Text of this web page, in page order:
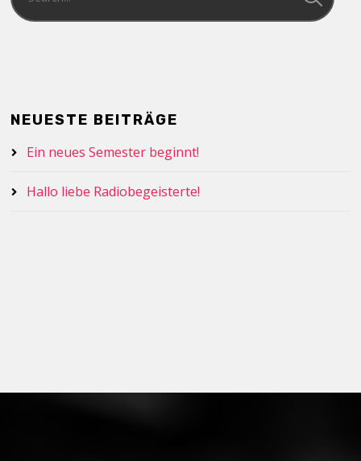
NEUESTE BEITRÄGE
Ein neues Semester beginnt!
Hallo liebe Radiobegeisterte!